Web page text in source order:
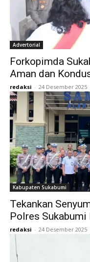
Advertorial
Forkopimda
Aman dan
redaksi - 24 Desember 2025
Kabupaten Sukabumi
Tekankan
Polres
redaksi - 24 Desember 2025